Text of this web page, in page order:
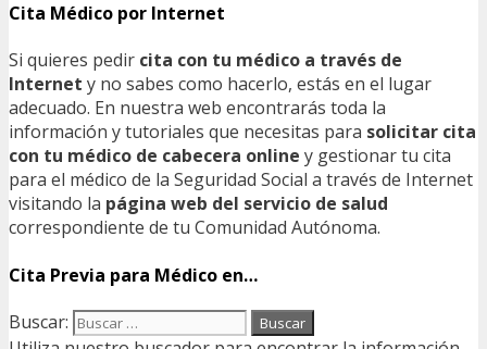
Cita Médico por Internet
Si quieres pedir cita con tu médico a través de
Internet y no sabes como hacerlo, estás en el lugar
adecuado. En nuestra web encontrarás toda la
información y tutoriales que necesitas para solicitar cita
con tu médico de cabecera online y gestionar tu cita
para el médico de la Seguridad Social a través de Internet
visitando la página web del servicio de salud
correspondiente de tu Comunidad Autónoma.
Cita Previa para Médico en…
Buscar: